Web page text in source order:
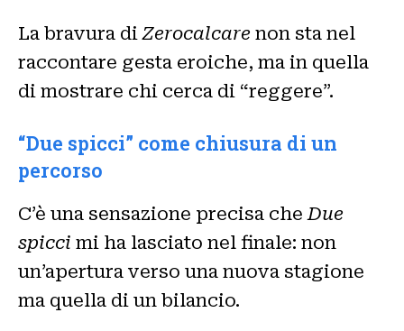
La bravura diZerocalcare non sta nel
raccontare gesta eroiche, ma in quella
di mostrare chi cerca di “reggere”.
“Due spicci” come chiusura di un
percorso
C’è una sensazione precisa cheDue
spicci mi ha lasciato nel finale: non
un’apertura verso una nuova stagione
ma quella di un bilancio.